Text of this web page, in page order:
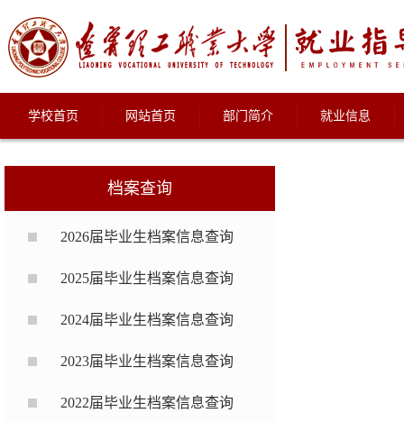
学校首页 网站首页 部门简介 就业信息
档案查询
2026届毕业生档案信息查询
2025届毕业生档案信息查询
2024届毕业生档案信息查询
2023届毕业生档案信息查询
2022届毕业生档案信息查询